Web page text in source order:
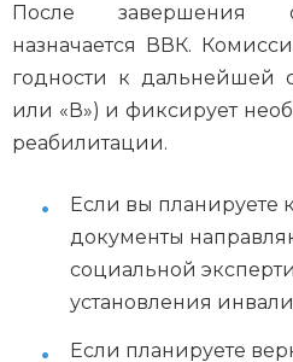
После завершения
назначается ВВК.
годности к дальнейшей
или «В») и фиксирует
реабилитации.
Если вы планируете
документы
социальной
установления
Если планируете